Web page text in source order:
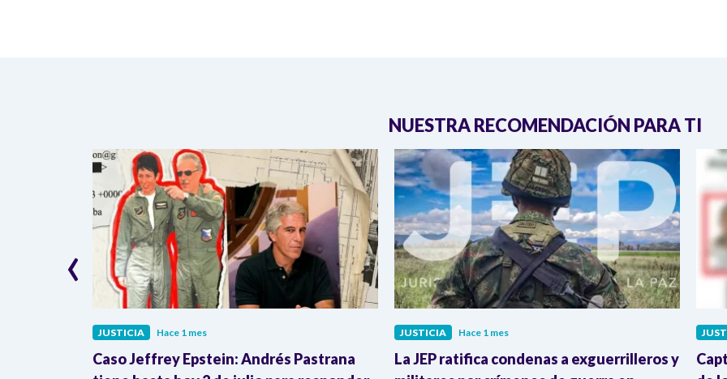
NUESTRA RECOMENDACIÓN PARA TI
JUSTICIA Hace 1 mes
Caso Jeffrey Epstein: Andrés Pastrana
JUSTICIA Hace 1 mes
La JEP ratifica condenas a exguerrilleros y
‹